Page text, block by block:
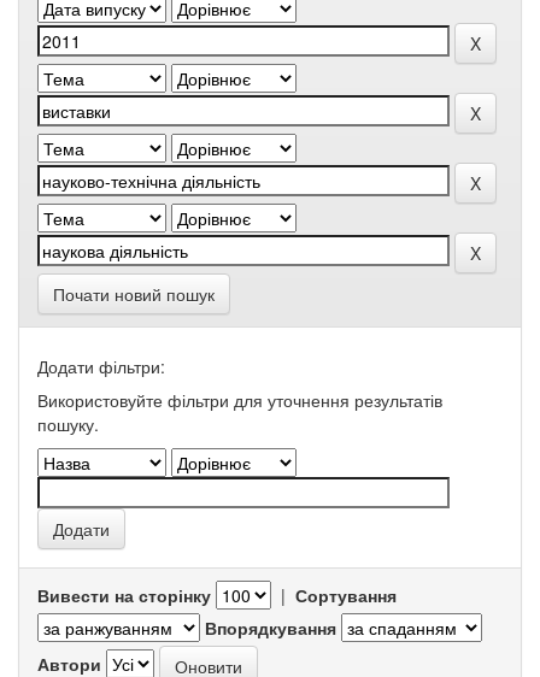
Почати новий пошук
Додати фільтри:
Використовуйте фільтри для уточнення результатів
пошуку.
Вивести на сторінку | Сортування
Впорядкування
Автори